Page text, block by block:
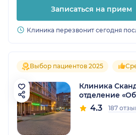
Записаться на прием
Клиника перезвонит сегодня
Выбор пациентов 2025
Клиника
отделение
4.3 187